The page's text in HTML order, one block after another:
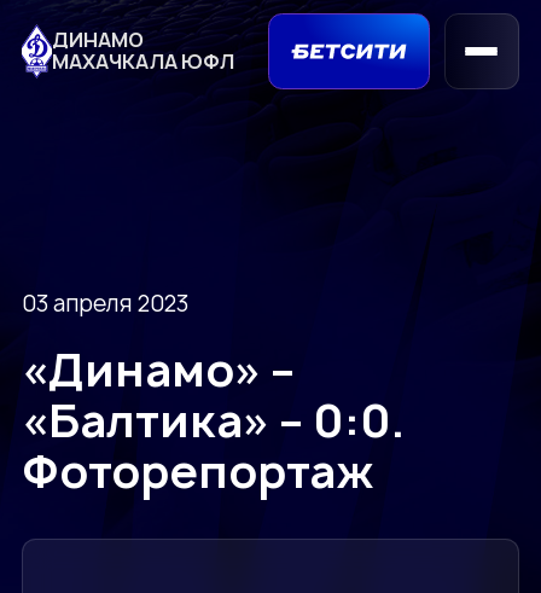
ДИНАМО
МАХАЧКАЛА ЮФЛ
03 апреля 2023
«Динамо» –
«Балтика» – 0:0.
Фоторепортаж